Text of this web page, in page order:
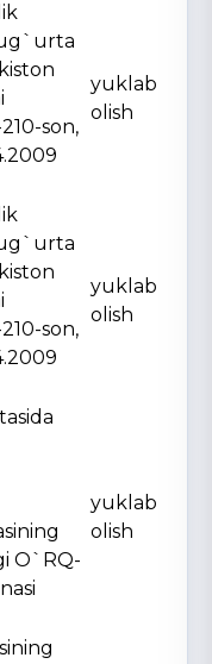
son,
yuklab
olish
son,
yuklab
olish
O`RQ-
yuklab
olish